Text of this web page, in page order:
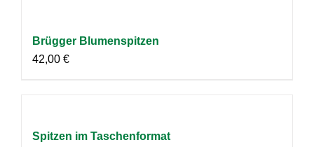
Brügger Blumenspitzen
42,00 €
Spitzen im Taschenformat